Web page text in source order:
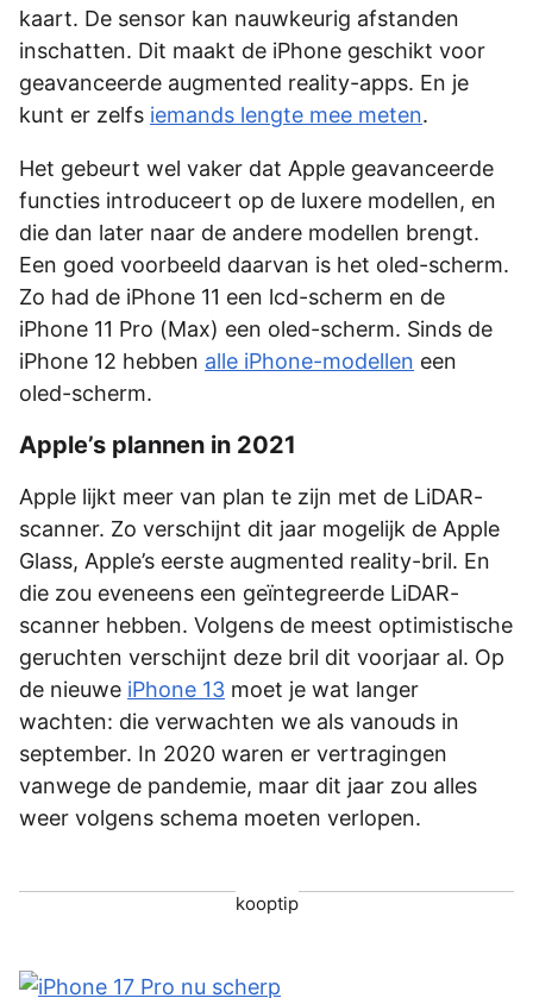
kaart. De sensor kan nauwkeurig afstanden
inschatten. Dit maakt de iPhone geschikt voor
geavanceerde augmented reality-apps. En je
kunt er zelfs iemands lengte mee meten.
Het gebeurt wel vaker dat Apple geavanceerde
functies introduceert op de luxere modellen, en
die dan later naar de andere modellen brengt.
Een goed voorbeeld daarvan is het oled-scherm.
Zo had de iPhone 11 een lcd-scherm en de
iPhone 11 Pro (Max) een oled-scherm. Sinds de
iPhone 12 hebben alle iPhone-modellen een
oled-scherm.
Apple’s plannen in 2021
Apple lijkt meer van plan te zijn met de LiDAR-
scanner. Zo verschijnt dit jaar mogelijk de Apple
Glass, Apple’s eerste augmented reality-bril. En
die zou eveneens een geïntegreerde LiDAR-
scanner hebben. Volgens de meest optimistische
geruchten verschijnt deze bril dit voorjaar al. Op
de nieuwe iPhone 13 moet je wat langer
wachten: die verwachten we als vanouds in
september. In 2020 waren er vertragingen
vanwege de pandemie, maar dit jaar zou alles
weer volgens schema moeten verlopen.
kooptip